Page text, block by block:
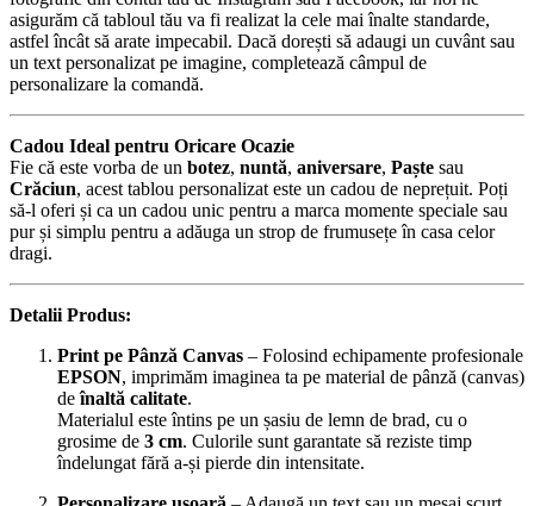
asigurăm că tabloul tău va fi realizat la cele mai înalte standarde,
astfel încât să arate impecabil. Dacă dorești să adaugi un cuvânt sau
un text personalizat pe imagine, completează câmpul de
personalizare la comandă.
Cadou Ideal pentru Oricare Ocazie
Fie că este vorba de un botez, nuntă, aniversare, Paște sau
Crăciun, acest tablou personalizat este un cadou de neprețuit. Poți
să-l oferi și ca un cadou unic pentru a marca momente speciale sau
pur și simplu pentru a adăuga un strop de frumusețe în casa celor
dragi.
Detalii Produs:
Print pe Pânză Canvas – Folosind echipamente profesionale
EPSON, imprimăm imaginea ta pe material de pânză (canvas)
deînaltă calitate.
Materialul este întins pe un șasiu de lemn de brad, cu o
grosime de 3 cm. Culorile sunt garantate să reziste timp
îndelungat fără a-și pierde din intensitate.